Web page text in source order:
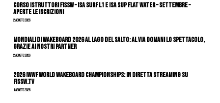
CORSO ISTRUTTORI FISSW – ISA SURF L1 e ISA SUP Flat Water – SETTEMBRE –
APERTE LE ISCRIZIONI
2 Agosto 2026
Mondiali di Wakeboard 2026 al Lago del Salto: al via domani lo spettacolo,
grazie ai nostri Partner
2 Agosto 2026
2026 IWWF WORLD WAKEBOARD CHAMPIONSHIPS: IN DIRETTA STREAMING SU
FISSW.TV
1 Agosto 2026